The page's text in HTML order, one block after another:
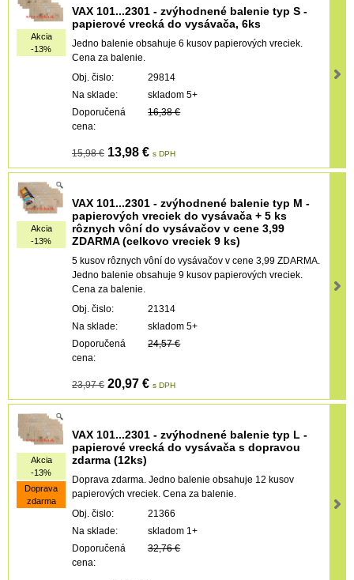
Akcia
-13%
VAX 101...2301 - zvýhodnené balenie typ S -
papierové vrecká do vysávača, 6ks
Jedno balenie obsahuje 6 kusov papierových vreciek.
Cena za balenie.
Obj. čislo:
29814
Na sklade:
skladom 5+
Doporučená
cena:
16,38 €
15,98 € 13,98 € s DPH
Akcia
-13%
VAX 101...2301 - zvýhodnené balenie typ M -
papierových vreciek do vysávača + 5 ks
rôznych vôní do vysávačov v cene 3,99
ZDARMA (celkovo vreciek 9 ks)
5 kusov rôznych vôní do vysávačov v cene 3,99 ZDARMA.
Jedno balenie obsahuje 9 kusov papierových vreciek.
Cena za balenie.
Obj. čislo:
21314
Na sklade:
skladom 5+
Doporučená
cena:
24,57 €
23,97 € 20,97 € s DPH
Akcia
-13%
Doprava
zdarma
VAX 101...2301 - zvýhodnené balenie typ L -
papierové vrecká do vysávača s dopravou
zdarma (12ks)
Doprava zdarma. Jedno balenie obsahuje 12 kusov
papierových vreciek. Cena za balenie.
Obj. čislo:
21366
Na sklade:
skladom 1+
Doporučená
cena:
32,76 €